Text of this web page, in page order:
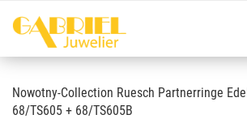
Nowotny-Collection Ruesch Partnerringe
68/TS605 + 68/TS605B